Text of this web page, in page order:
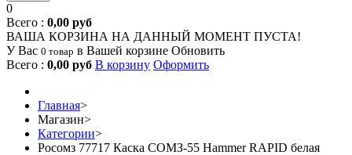
0
Всего : 0,00 руб
ВАША КОРЗИНА НА ДАННЫЙ МОМЕНТ ПУСТА!
У Вас 0 товар в Вашей корзине Обновить
Всего : 0,00 руб В корзину Оформить
Главная>
Магазин>
Категории>
Росомз 77717 Каска СОМЗ-55 Hammer RAPID белая